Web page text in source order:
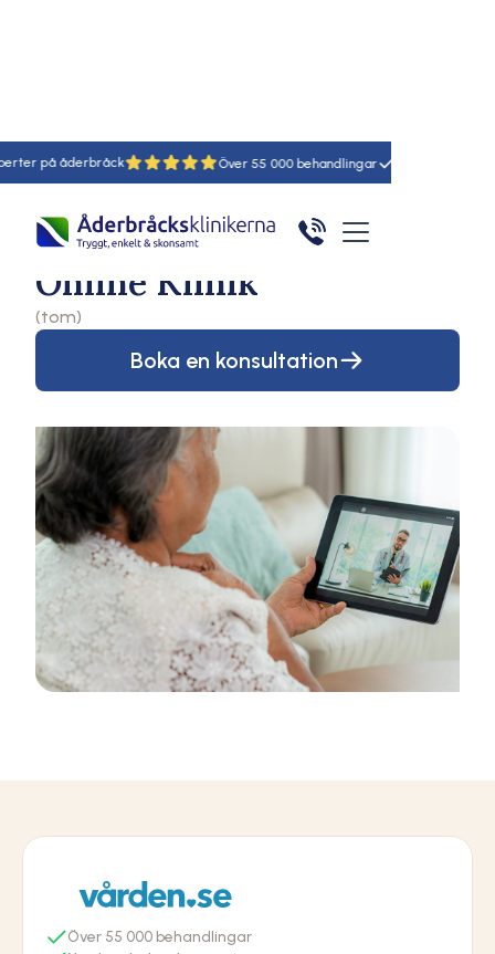
55 18
Klinik
Åderbråcksklinikerna
Online Klinik
(tom)
Boka en konsultation
Hem Åderbråcksklinikerna Online klinik
55